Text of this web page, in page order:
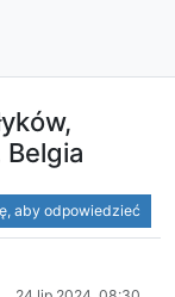
aby odpowiedzieć